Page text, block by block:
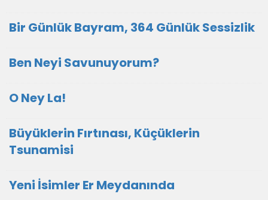
Bir Günlük Bayram, 364 Günlük Sessizlik
Ben Neyi Savunuyorum?
O Ney La!
Büyüklerin Fırtınası, Küçüklerin
Tsunamisi
Yeni İsimler Er Meydanında